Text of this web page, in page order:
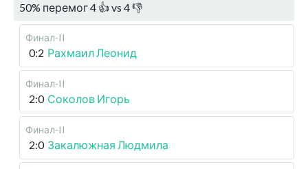
50% перемог4 👍 vs 4👎
Финал-II
0:2 Рахмаил Леонид
Финал-II
2:0 Соколов Игорь
Финал-II
2:0 Закалюжная Людмила